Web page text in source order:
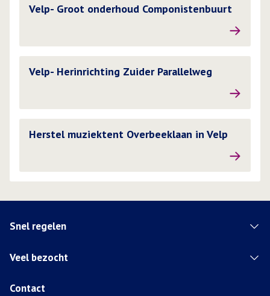
Velp- Groot onderhoud Componistenbuurt
Velp- Herinrichting Zuider Parallelweg
Herstel muziektent Overbeeklaan in Velp
Snel regelen
Veel bezocht
Contact